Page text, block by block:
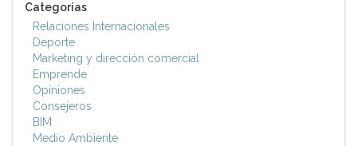
Categorías
Relaciones Internacionales
Deporte
Marketing y dirección comercial
Emprende
Opiniones
Consejeros
BIM
Medio Ambiente